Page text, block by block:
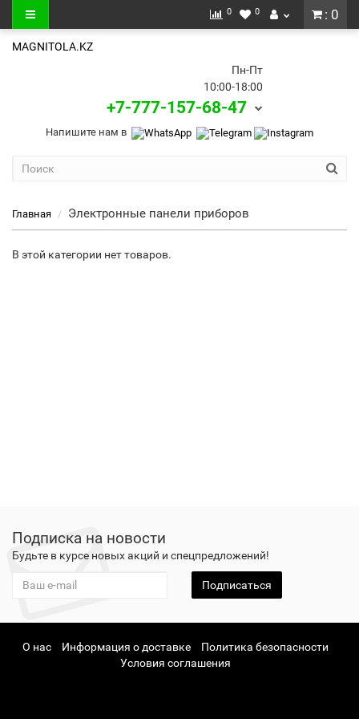
: 0
0 0
MAGNITOLA.KZ
Пн-Пт
10:00-18:00
+7-777-157-68-47
Напишите нам в
Главная Электронные панели приборов
В этой категории нет товаров.
Подписка на новости
Будьте в курсе новых акций и спецпредложений!
Подписаться
О нас Информация о доставке
Политика безопасности
Условия соглашения